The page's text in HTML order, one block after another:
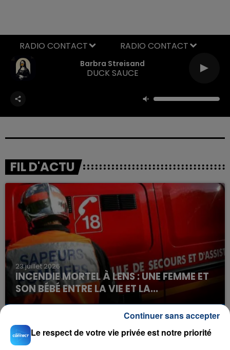
Barbra Streisand
DUCK SAUCE
RADIO CONTACT
FIL D'ACTU
23 juillet 2026
INCENDIE MORTEL À LENS : UNE FEMME ET
SON BÉBÉ ENTRE LA VIE ET LA...
Un homme s'est immolé par le feu après avoir
aspergé sa compagne et leur bébé de trois mois
d'un liquide inflammable.
Le respect de votre vie privée est notre priorité
Continuer sans accepter